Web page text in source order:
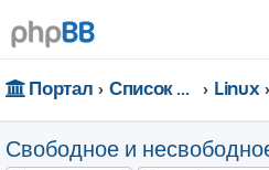
Портал Список форумов Linux
Свободное и